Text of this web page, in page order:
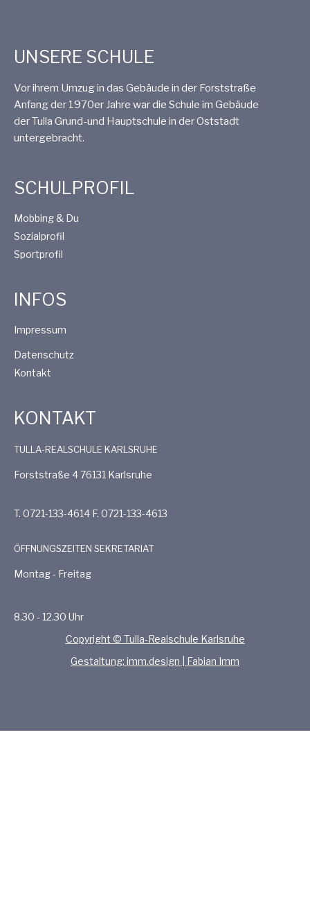
UNSERE SCHULE
Vor ihrem Umzug in das Gebäude in der Forststraße
Anfang der 1970er Jahre war die Schule im Gebäude
der Tulla Grund-und Hauptschule in der Oststadt
untergebracht.
SCHULPROFIL
Mobbing & Du
Sozialprofil
Sportprofil
INFOS
Impressum
Datenschutz
Kontakt
KONTAKT
TULLA-REALSCHULE KARLSRUHE
Forststraße 4 76131 Karlsruhe
T. 0721-133-4614 F. 0721-133-4613
ÖFFNUNGSZEITEN SEKRETARIAT
Montag - Freitag
8.30 - 12.30 Uhr
Copyright © Tulla-Realschule Karlsruhe
Gestaltung: imm.design | Fabian Imm